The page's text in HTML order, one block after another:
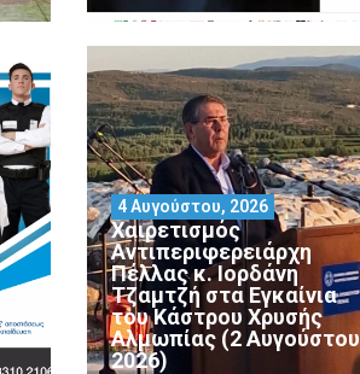
Χαιρετισμός
Αντιπεριφερειάρχη
Πέλλας κ. Ιορδάνη
Τζαμτζή στα Εγκαίνια
του Κάστρου Χρυσής
Αλμωπίας (2 Αυγούστου
2026)
4 Αυγούστου, 2026